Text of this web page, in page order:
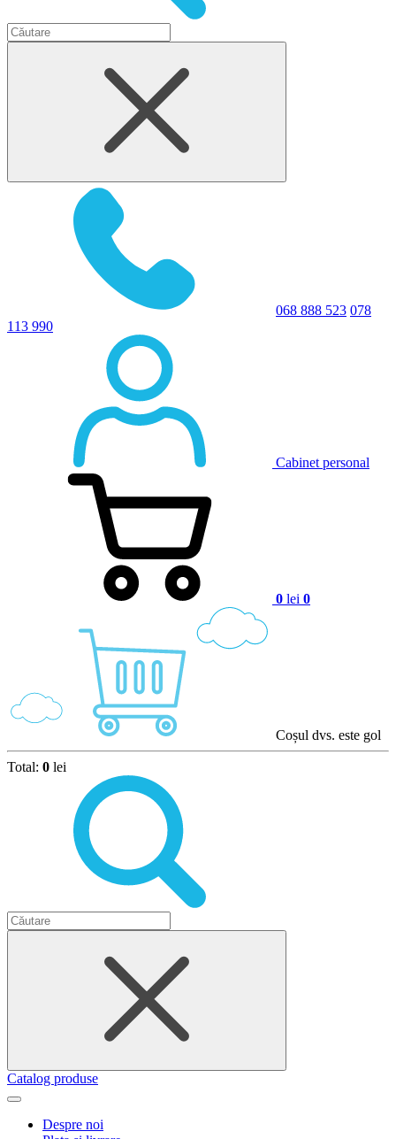
068 888 523 078
113 990
Cabinet personal
0 lei 0
Coșul dvs. este gol
Total: 0 lei
Catalog produse
Despre noi